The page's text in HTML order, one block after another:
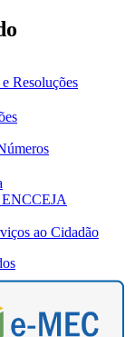
Resoluções
ao Cidadão